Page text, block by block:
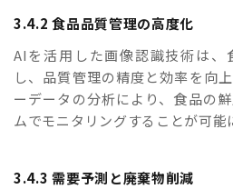
3.4.2 食品品質管理の高度化
AIを活用した画像認識技術は、
し、品質管理の精度と効率を向
ーデータの分析により、食品の
ムでモニタリングすることが可能
3.4.3 需要予測と廃棄物削減